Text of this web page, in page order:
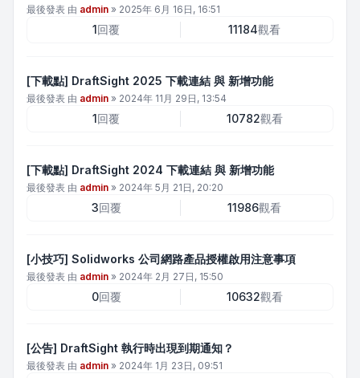
最後發表 由 admin » 2025年 6月 16日, 16:51
1回覆 11184觀看
[下載點] DraftSight 2025 下載連結 與 新增功能
最後發表 由 admin » 2024年 11月 29日, 13:54
1回覆 10782觀看
[下載點] DraftSight 2024 下載連結 與 新增功能
最後發表 由 admin » 2024年 5月 21日, 20:20
3回覆 11986觀看
[小技巧] Solidworks 公司網路產品授權啟用注意事項
最後發表 由 admin » 2024年 2月 27日, 15:50
0回覆 10632觀看
[公告] DraftSight 執行時出現到期通知？
最後發表 由 admin » 2024年 1月 23日, 09:51